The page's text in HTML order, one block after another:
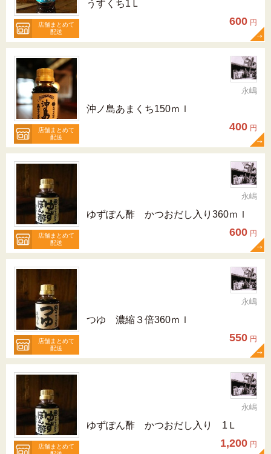
店舗まとめて
配送
うすくち1Ｌ
600 円
店舗まとめて
配送
永嶋
沖ノ島あまくち150ｍｌ
400 円
店舗まとめて
配送
永嶋
ゆずぽん酢 かつおだし入り360ｍｌ
600 円
店舗まとめて
配送
永嶋
つゆ 濃縮３倍360ｍｌ
550 円
店舗まとめて
永嶋
ゆずぽん酢 かつおだし入り 1Ｌ
1,200 円